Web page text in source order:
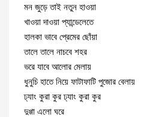
মন জুড়ে তাই নতুন হাওয়া
খাওয়া দাওয়া প্যান্ডেলেতে
হালকা ভাবে প্রেমের ছোঁয়া
তালে তালে নাচবে শহর
ভরে যাবে আলোর মেলায়
ধুনুচি হাতে নিয়ে ফাটাফাটি পুজোর বেলায়
ঢ্যাং কুরা কুর ঢ্যাং কুরা কুর
দুগ্গা এলো ঘরে